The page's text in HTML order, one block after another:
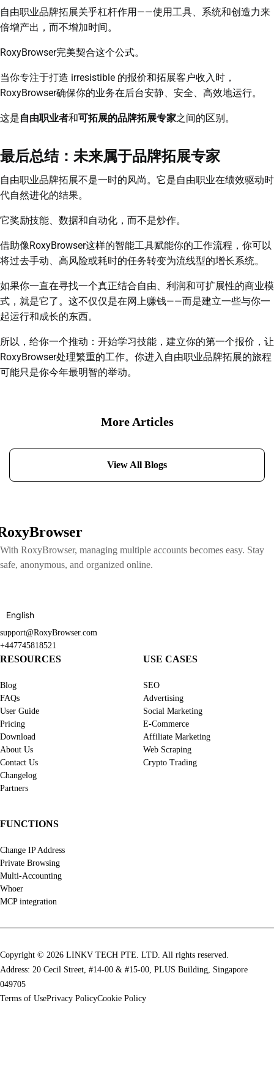
自由职业品牌拓展关乎杠杆作用——使用工具、系统和创造力来
倍增产出，而不增加时间。
RoxyBrowser完美契合这个公式。
当你专注于打造 irresistible 的报价和拓展客户收入时，
RoxyBrowser确保你的业务在后台安静、安全、高效地运行。
这是自由职业者和可拓展的品牌拓展专家之间的区别。
最后总结：未来属于品牌拓展专家
自由职业品牌拓展不是一时的风尚。它是自由职业在绩效驱动时
代自然进化的结果。
它奖励技能、数据和自动化，而不是炒作。
借助像RoxyBrowser这样的智能工具赋能你的工作流程，你可以
将过去手动、高风险或耗时的任务转变为流线型的增长系统。
如果你一直在寻找一个真正结合自由、利润和可扩展性的商业模
式，就是它了。这不仅仅是在网上赚钱——而是建立一些与你一
起运行和成长的东西。
所以，给你一个推动：开始学习技能，建立你的第一个报价，让
RoxyBrowser处理繁重的工作。你进入自由职业品牌拓展的旅程
可能只是你今年最明智的举动。
More Articles
View All Blogs
With RoxyBrowser, managing multiple accounts becomes easy. Stay
safe, anonymous, and organized online.
English
support@RoxyBrowser.com
+447745818521
RESOURCES
Blog
FAQs
User Guide
Pricing
Download
About Us
Contact Us
Changelog
Partners
USE CASES
SEO
Advertising
Social Marketing
E-Commerce
Affiliate Marketing
Web Scraping
Crypto Trading
FUNCTIONS
Change IP Address
Private Browsing
Multi-Accounting
Whoer
MCP integration
Copyright © 2026 LINKV TECH PTE. LTD. All rights reserved.
Address: 20 Cecil Street, #14-00 & #15-00, PLUS Building, Singapore
049705
Terms of UsePrivacy PolicyCookie Policy